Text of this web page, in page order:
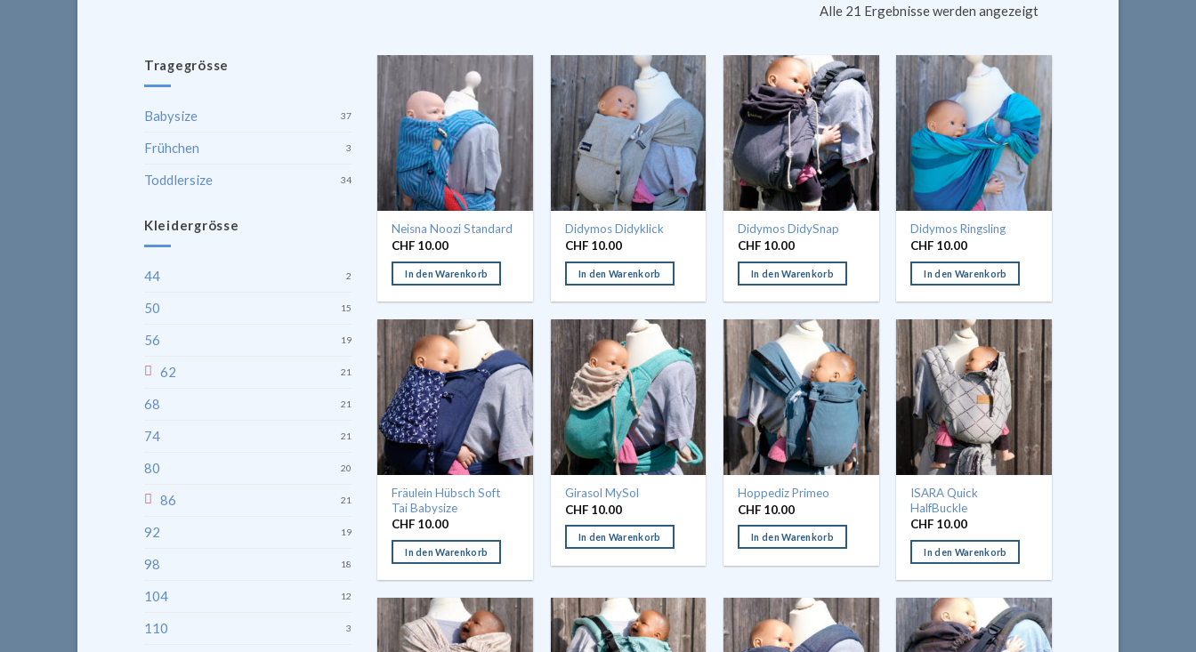
Alle 21 Ergebnisse werden angezeigt
Tragegrösse
Babysize 37
Frühchen 3
Toddlersize 34
Kleidergrösse
44 2
50 15
56 19
62 21
68 21
74 21
80 20
86 21
92 19
98 18
104 12
110 3
Neisna Noozi Standard
CHF 10.00
In den Warenkorb
Didymos Didyklick
CHF10.00
In den Warenkorb
Didymos DidySnap
CHF 10.00
In den Warenkorb
Didymos Ringsling
CHF 10.00
In den Warenkorb
Fräulein Hübsch Soft
Tai Babysize
CHF 10.00
In den Warenkorb
Girasol MySol
CHF10.00
In den Warenkorb
Hoppediz Primeo
CHF 10.00
In den Warenkorb
ISARA Quick
HalfBuckle
CHF 10.00
In den Warenkorb